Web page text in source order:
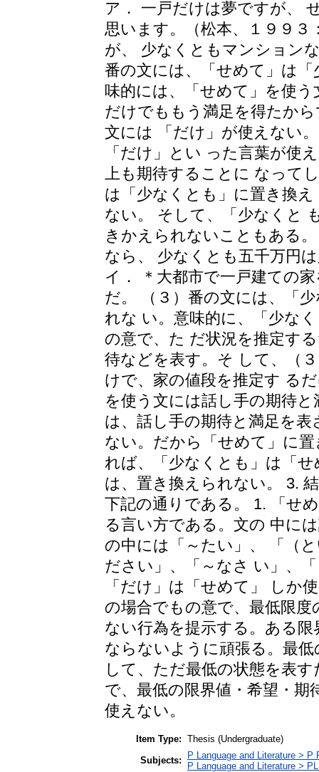
ア． 一戸だけは夢ですが、
思います。（松本、１９９
が、 少なくともマンション
番の文には、「せめて」は
味的には、「せめて」を使
だけでももう満足を得たか
文には 「だけ」が使えない
「だけ」とい った言葉が使
上も期待することに なって
は「少なくとも」に置き換
ない。 そして、「少なくと
きかえられないこともある
なら、 少なくとも五千万円
イ． ＊大都市で一戸建ての
だ。 （３）番の文には、「
れな い。意味的に、「少な
の意で、た だ状況を推定す
待などを表す。そ して、（
けで、家の値段を推定す る
を使う文には話し手の期待
は、話し手の期待と満足を
ない。だから「せめて」に
れば、「少なくとも」は「
は、置き換えられない。 3.
下記の通りである。 1. 「せ
る言い方である。文の 中に
の中には「～たい」、 「（
ださい」、「～なさ い」、
「だけ」は「せめて」 しか
の場合でもの意で、最低限
ない行為を提示する。ある
ならないように頑張る。最
して、ただ最低の状態を表
で、最低の限界値・希望・
使えない。
Item Type: Thesis (Undergraduate)
Subjects:
P Language and Literature > P
P Language and Literature >